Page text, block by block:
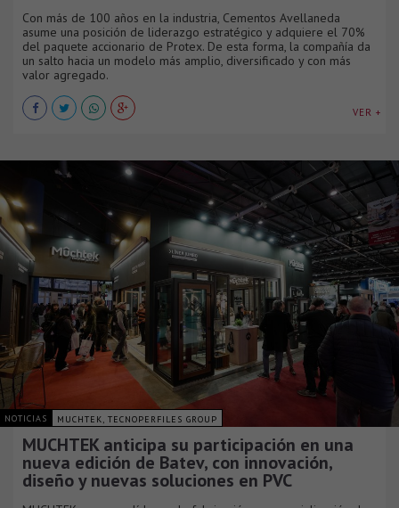
Con más de 100 años en la industria, Cementos Avellaneda
asume una posición de liderazgo estratégico y adquiere el 70%
del paquete accionario de Protex. De esta forma, la compañía da
un salto hacia un modelo más amplio, diversificado y con más
valor agregado.
VER +
NOTICIAS MUCHTEK, TECNOPERFILES GROUP
MUCHTEK anticipa su participación en una
nueva edición de Batev, con innovación,
diseño y nuevas soluciones en PVC